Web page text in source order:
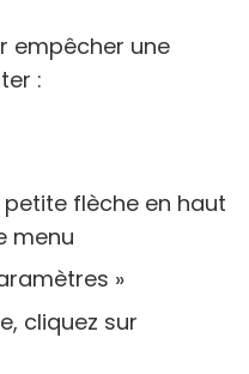
empêcher une
:
flèche en haut
menu
»
cliquez sur